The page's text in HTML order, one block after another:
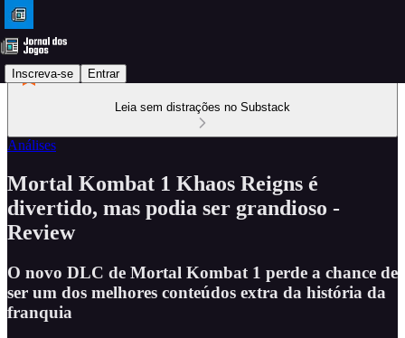
Inscreva-se Entrar
Leia sem distrações no Substack
Análises
Mortal Kombat 1 Khaos Reigns é
divertido, mas podia ser grandioso -
Review
O novo DLC de Mortal Kombat 1 perde a chance de
ser um dos melhores conteúdos extra da história da
franquia